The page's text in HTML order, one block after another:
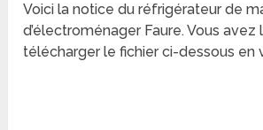
Voici la notice du réfrigérateur de
d’électroménager Faure. Vous
télécharger le fichier ci-dessous en